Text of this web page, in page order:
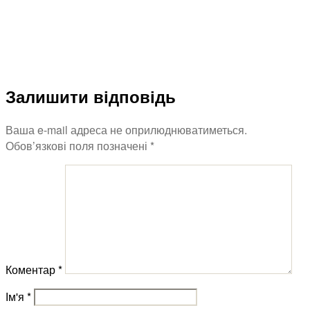
Залишити відповідь
Ваша e-mail адреса не оприлюднюватиметься.
Обов’язкові поля позначені *
Коментар*
Ім'я *